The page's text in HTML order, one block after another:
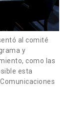
al comité
y
como las
esta